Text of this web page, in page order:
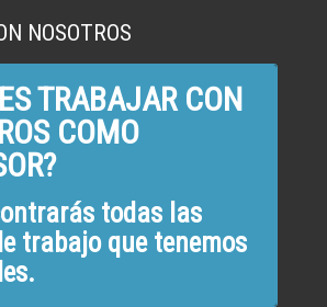
NOSOTROS
TRABAJAR CON
COMO
todas las
trabajo que tenemos